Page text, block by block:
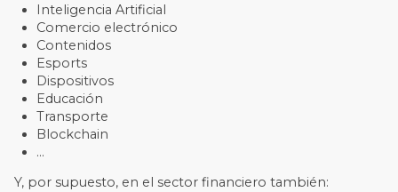
Inteligencia Artificial
Comercio electrónico
Contenidos
Esports
Dispositivos
Educación
Transporte
Blockchain
…
Y, por supuesto, en el sector financiero también: